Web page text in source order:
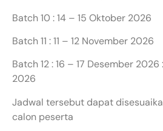
Batch 10 : 14 – 15 Oktober 2026
Batch 11 : 11 – 12 November 2026
Batch 12 : 16 – 17 Desember 2026
2026
Jadwal tersebut dapat
calon peserta